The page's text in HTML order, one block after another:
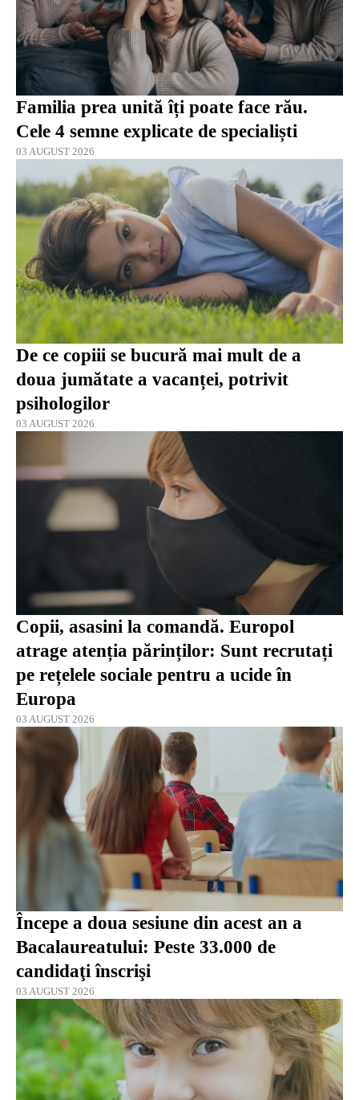
Familia prea unită îți poate face rău.
Cele 4 semne explicate de specialiști
03 AUGUST 2026
De ce copiii se bucură mai mult de a
doua jumătate a vacanței, potrivit
psihologilor
03 AUGUST 2026
Copii, asasini la comandă. Europol
atrage atenția părinților: Sunt recrutați
pe rețelele sociale pentru a ucide în
Europa
03 AUGUST 2026
Începe a doua sesiune din acest an a
Bacalaureatului: Peste 33.000 de
candidaţi înscrişi
03 AUGUST 2026